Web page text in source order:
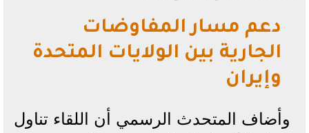
دعم مسار المفاوضات
الجارية بين الولايات المتحدة
وإيران
وأضاف المتحدث الرسمي أن اللقاء تناول